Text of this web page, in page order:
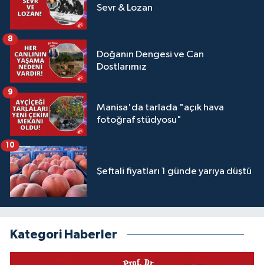
Sevr & Lozan
Doğanın Dengesi ve Can
Dostlarımız
8
Manisa'da tarlada "açık hava
fotoğraf stüdyosu"
9
Şeftali fiyatları 1 günde yarıya düştü
10
Kategori Haberler